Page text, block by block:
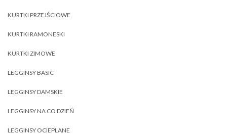
KURTKI PRZEJŚCIOWE
KURTKI RAMONESKI
KURTKI ZIMOWE
LEGGINSY BASIC
LEGGINSY DAMSKIE
LEGGINSY NA CO DZIEŃ
LEGGINSY OCIEPLANE